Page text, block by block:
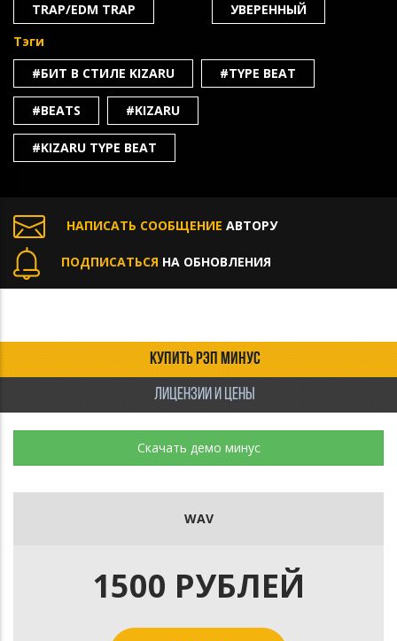
TRAP/EDM TRAP
УВЕРЕННЫЙ
Тэги
#БИТ В СТИЛЕ KIZARU
#TYPE BEAT
#BEATS #KIZARU
#KIZARU TYPE BEAT
НАПИСАТЬ СООБЩЕНИЕ АВТОРУ
ПОДПИСАТЬСЯ НА ОБНОВЛЕНИЯ
КУПИТЬ РЭП МИНУС
ЛИЦЕНЗИИ И ЦЕНЫ
Скачать демо минус
WAV
1500 РУБЛЕЙ